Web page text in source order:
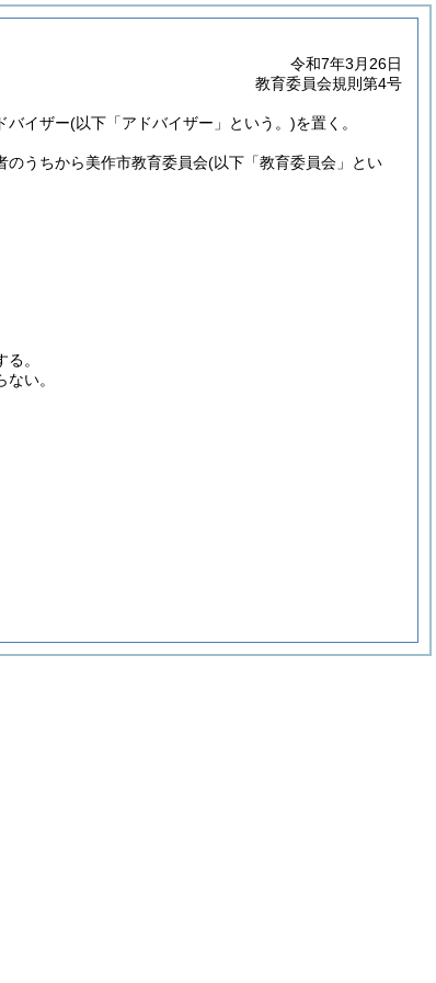
令和7年3月26日
教育委員会規則第4号
バイザー(以下「アドバイザー」という。)を置く。
のうちから美作市教育委員会(以下「教育委員会」とい
。
い。